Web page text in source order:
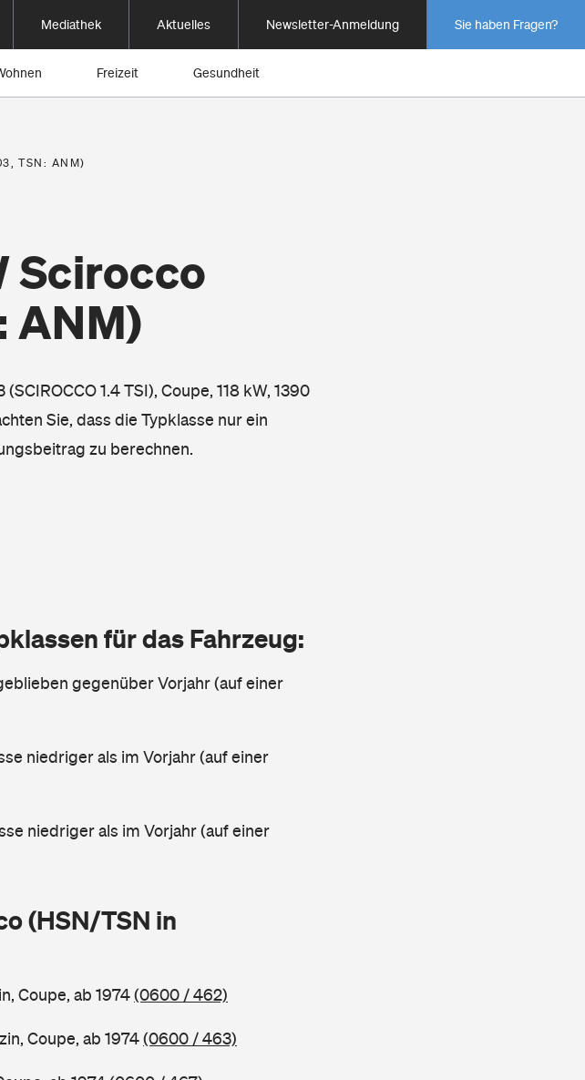
Mediathek Aktuelles Newsletter-Anmeldung Sie haben Fragen?
Freizeit Gesundheit
TSN: ANM)
Scirocco
ANM)
1.4 TSI), Coupe, 118 kW, 1390
Sie, dass die Typklasse nur ein
zu berechnen.
für das Fahrzeug:
gegenüber Vorjahr (auf einer
niedriger als im Vorjahr (auf einer
niedriger als im Vorjahr (auf einer
(HSN/TSN in
Coupe, ab 1974(0600 / 462)
Coupe, ab 1974(0600 / 463)